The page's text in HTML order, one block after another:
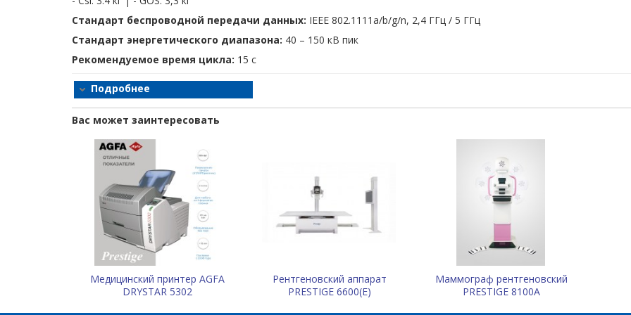
Стандарт беспроводной передачи данных: IEEE 802.1111a/b/g/n, 2,4 ГГц / 5 ГГц
Стандарт энергетического диапазона: 40 – 150 кВ пик
Рекомендуемое время цикла: 15 с
Подробнее
Алгоритм MUSICA и качество DR-изображений: повышение уверенности в диагнозе
Детектор DX-D 40 совместим с «золотым стандартом» обработки изображений MUSICA со специальной
адаптацией и настройкой для дальнейшего повышения отличного качества изображений DR. Независимо от
типа исследования вы получите неизменно высокое качество изображений и детализацию с высоким
контрастом. Сочетание алгоритма MUSICA с высоким качеством DX-D 40, как в плане чувствительности, так и
резкости, повышает уверенность в диагнозе и эффективность диагностики.
Вас может заинтересовать
Медицинский принтер AGFA
DRYSTAR 5302
Рентгеновский аппарат
PRESTIGE 6600(E)
Маммограф рентгеновский
PRESTIGE 8100A